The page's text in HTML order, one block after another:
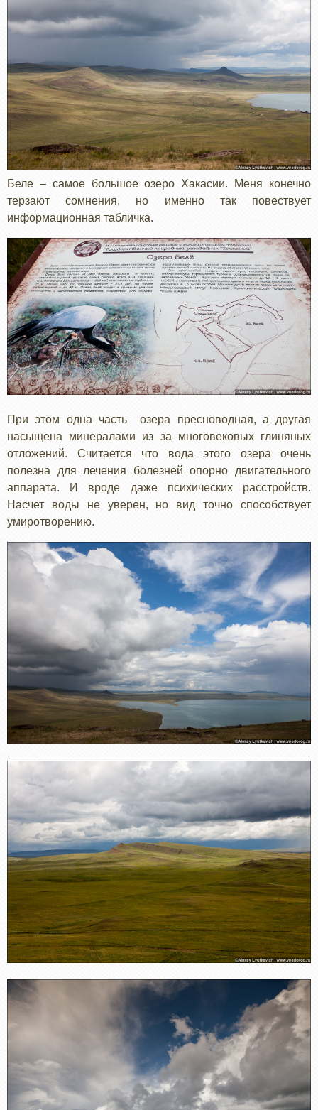
Беле – самое большое озеро Хакасии. Меня конечно
терзают сомнения, но именно так повествует
информационная табличка.
При этом одна часть озера пресноводная, а другая
насыщена минералами из за многовековых глиняных
отложений. Считается что вода этого озера очень
полезна для лечения болезней опорно двигательного
аппарата. И вроде даже психических расстройств.
Насчет воды не уверен, но вид точно способствует
умиротворению.